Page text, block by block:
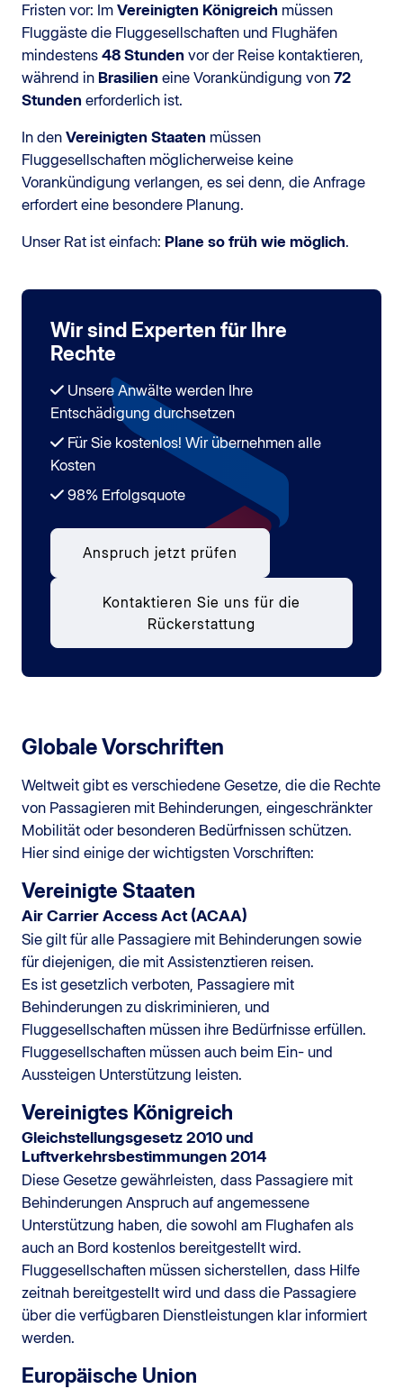
Fristen vor: Im Vereinigten Königreich müssen
Fluggäste die Fluggesellschaften und Flughäfen
mindestens 48 Stunden vor der Reise kontaktieren,
während in Brasilien eine Vorankündigung von 72
Stunden erforderlich ist.
In den Vereinigten Staaten müssen
Fluggesellschaften möglicherweise keine
Vorankündigung verlangen, es sei denn, die Anfrage
erfordert eine besondere Planung.
Unser Rat ist einfach: Plane so früh wie möglich.
Wir sind Experten für Ihre
Rechte
Unsere Anwälte werden Ihre
Entschädigung durchsetzen
Für Sie kostenlos! Wir übernehmen alle
Kosten
98% Erfolgsquote
Anspruch jetzt prüfen
Kontaktieren Sie uns für die
Rückerstattung
Globale Vorschriften
Weltweit gibt es verschiedene Gesetze, die die Rechte
von Passagieren mit Behinderungen, eingeschränkter
Mobilität oder besonderen Bedürfnissen schützen.
Hier sind einige der wichtigsten Vorschriften:
Vereinigte Staaten
Air Carrier Access Act (ACAA)
Sie gilt für alle Passagiere mit Behinderungen sowie
für diejenigen, die mit Assistenz­tieren reisen.
Es ist gesetzlich verboten, Passagiere mit
Behinderungen zu diskriminieren, und
Fluggesellschaften müssen ihre Bedürfnisse erfüllen.
Fluggesellschaften müssen auch beim Ein- und
Aussteigen Unterstützung leisten.
Vereinigtes Königreich
Gleichstellungsgesetz 2010 und
Luftverkehrsbestimmungen 2014
Diese Gesetze gewährleisten, dass Passagiere mit
Behinderungen Anspruch auf angemessene
Unterstützung haben, die sowohl am Flughafen als
auch an Bord kostenlos bereitgestellt wird.
Fluggesellschaften müssen sicherstellen, dass Hilfe
zeitnah bereitgestellt wird und dass die Passagiere
über die verfügbaren Dienstleistungen klar informiert
werden.
Europäische Union